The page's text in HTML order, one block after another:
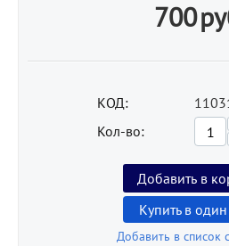
700
КОД:
Кол-во:
Добавить в
Купить в
Добавить в список